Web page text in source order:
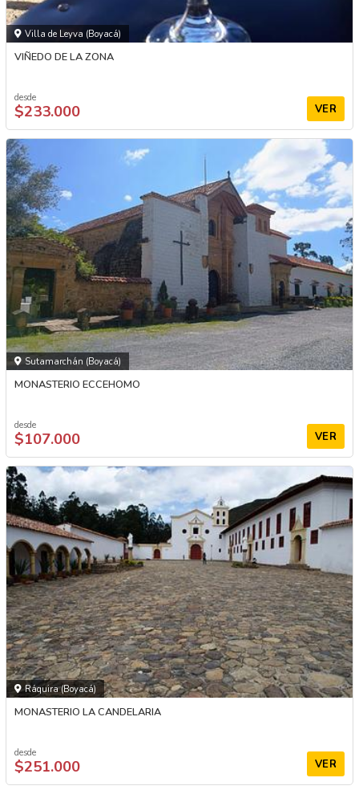
Villa de Leyva (Boyacá)
VIÑEDO DE LA ZONA
desde
$233.000 VER
Sutamarchán (Boyacá)
MONASTERIO ECCEHOMO
desde
$107.000 VER
Ráquira (Boyacá)
MONASTERIO LA CANDELARIA
desde
$251.000 VER